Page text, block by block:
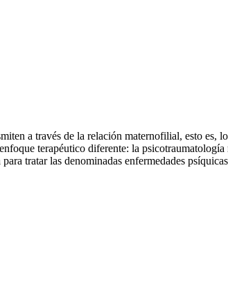
a través de la relación maternofilial, esto es,
terapéutico diferente: la
tratar las denominadas enfermedades